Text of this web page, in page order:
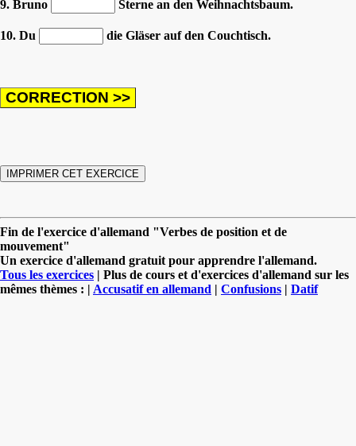
9. Bruno Sterne an den Weihnachtsbaum.
10. Du die Gläser auf den Couchtisch.
Fin de l'exercice d'allemand "Verbes de position et de
mouvement"
Un exercice d'allemand gratuit pour apprendre l'allemand.
Tous les exercices | Plus de cours et d'exercices d'allemand sur les
mêmes thèmes : | Accusatif en allemand | Confusions | Datif